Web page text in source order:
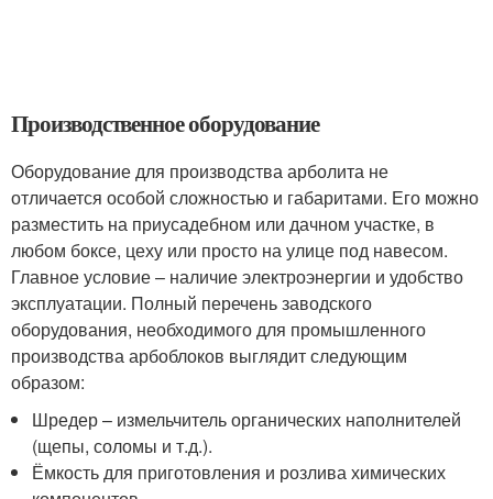
Производственное оборудование
Оборудование для производства арболита не
отличается особой сложностью и габаритами. Его можно
разместить на приусадебном или дачном участке, в
любом боксе, цеху или просто на улице под навесом.
Главное условие – наличие электроэнергии и удобство
эксплуатации. Полный перечень заводского
оборудования, необходимого для промышленного
производства арбоблоков выглядит следующим
образом:
Шредер – измельчитель органических наполнителей
(щепы, соломы и т.д.).
Ёмкость для приготовления и розлива химических